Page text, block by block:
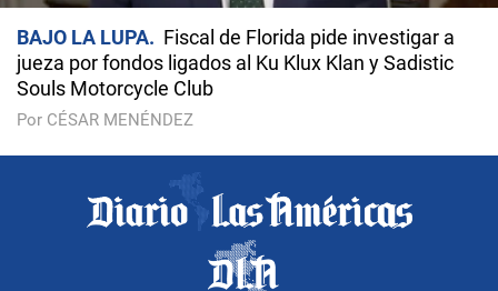
BAJO LA LUPA
Fiscal de Florida pide investigar a
jueza por fondos ligados al Ku Klux Klan y Sadistic
Souls Motorcycle Club
Por CÉSAR MENÉNDEZ